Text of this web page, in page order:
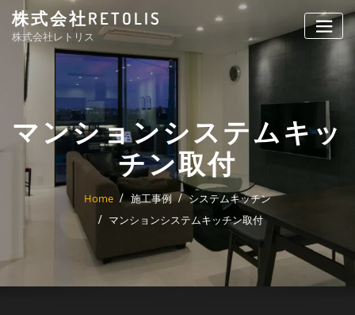
Skip
content
株式会社RETOLIS
株式会社レトリス
マンションシステムキッ
チン取付
Home 施工事例
システムキッチン
マンションシステムキッチン取付